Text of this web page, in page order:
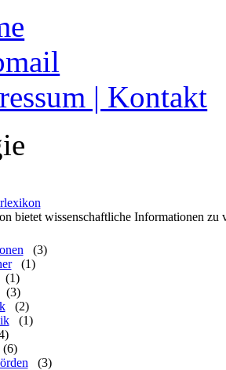
| Kontakt
bietet wissenschaftliche Informationen zu
(3)
(1)
(1)
(3)
(2)
(1)
(6)
(3)